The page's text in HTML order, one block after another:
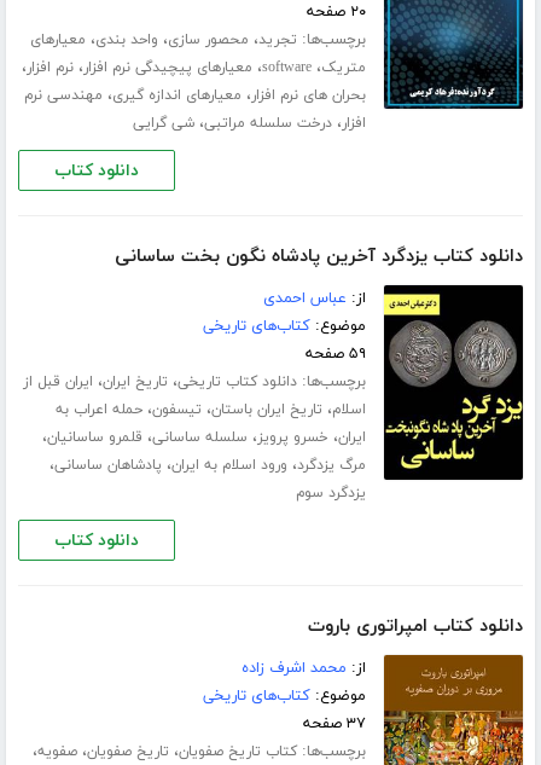
۲۰ صفحه
برچسب‌ها: تجرید، محصور سازی، واحد بندی، معیارهای
متریک،software، معیارهای پیچیدگی نرم افزار،نرم افزار،
بحران های نرم افزار، معیارهای اندازه گیری، مهندسی نرم
افزار،درخت سلسله مراتبی،شی گرایی
دانلود کتاب
دانلود کتاب یزدگرد آخرین پادشاه نگون بخت ساسانی
از: عباس احمدی
موضوع:کتاب‌های تاریخی
۵۹ صفحه
برچسب‌ها:دانلود کتاب تاریخی، تاریخ ایران، ایران قبل از
اسلام، تاریخ ایران باستان، تیسفون،حمله اعراب به
ایران، خسرو پرویز، سلسله ساسانی، قلمرو ساسانیان،
مرگ یزدگرد، ورود اسلام به ایران، پادشاهان ساسانی،
یزدگرد سوم
دانلود کتاب
دانلود کتاب امپراتوری باروت
از: محمد اشرف زاده
موضوع:کتاب‌های تاریخی
۳۷ صفحه
برچسب‌ها:کتاب تاریخ صفویان، تاریخ صفویان،صفویه،